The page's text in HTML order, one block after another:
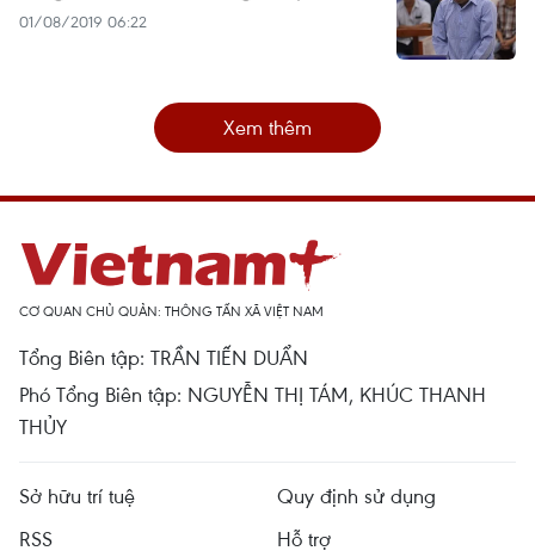
01/08/2019 06:22
Xem thêm
CƠ QUAN CHỦ QUẢN: THÔNG TẤN XÃ VIỆT NAM
Tổng Biên tập: TRẦN TIẾN DUẨN
Phó Tổng Biên tập: NGUYỄN THỊ TÁM, KHÚC THANH
THỦY
Sở hữu trí tuệ
Quy định sử dụng
RSS
Hỗ trợ